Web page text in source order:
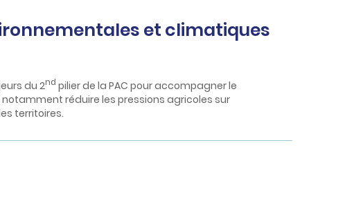
et climatiques
du 2nd pilier de la PAC pour accompagner le
réduire les pressions agricoles sur
territoires.